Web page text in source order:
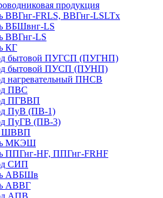
продукция
ВВГнг-FRLS, ВВГнг-LSLTx
ВБШвнг-LS
ВВГнг-LS
КГ
бытовой ПУГСП (ПУГНП)
бытовой ПУСП (ПУНП)
нагревательный ПНСВ
ПВС
ПГВВП
ПуВ (ПВ-1)
ПуГВ (ПВ-3)
ШВВП
МКЭШ
ППГнг-HF, ППГнг-FRHF
СИП
АВБШв
АВВГ
АПВ